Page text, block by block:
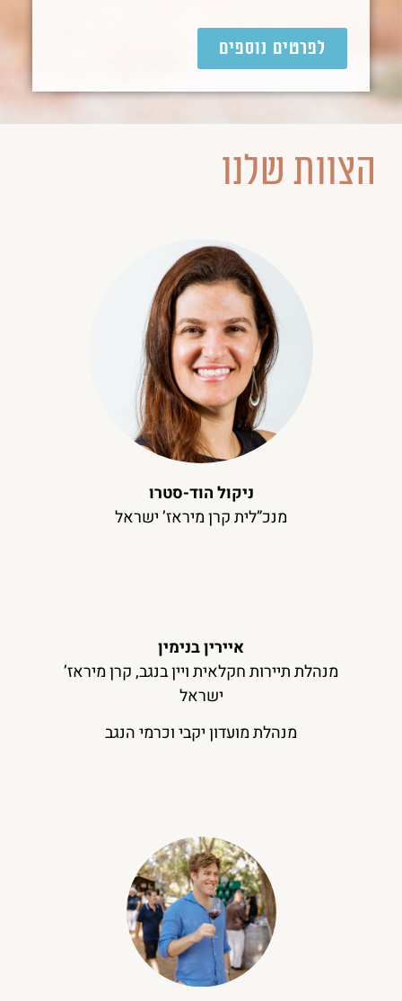
לפרטים נוספים
הצוות שלנו
ניקול הוד-סטרו
מנכ”לית קרן מיראז’ ישראל
איירין בנימין
מנהלת תיירות חקלאית ויין בנגב, קרן מיראז’
ישראל
מנהלת מועדון יקבי וכרמי הנגב